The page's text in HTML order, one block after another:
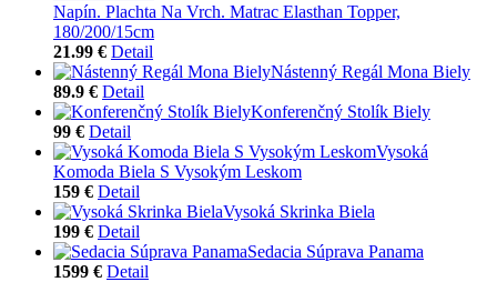
Napín. Plachta Na Vrch. Matrac Elasthan Topper,
180/200/15cm
21.99 € Detail
Nástenný Regál Mona Biely
89.9 € Detail
Konferenčný Stolík Biely
99 € Detail
Vysoká
Komoda Biela S Vysokým Leskom
159 € Detail
Vysoká Skrinka Biela
199 € Detail
Sedacia Súprava Panama
1599 € Detail